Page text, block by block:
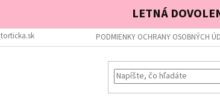
LETNÁ
PODMIENKY OCHRANY OSOBNÝCH